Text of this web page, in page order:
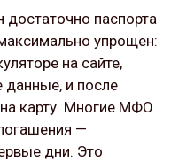
паспорта
упрощен:
на сайте,
данные, и после
карту. Многие МФО
—
дни. Это